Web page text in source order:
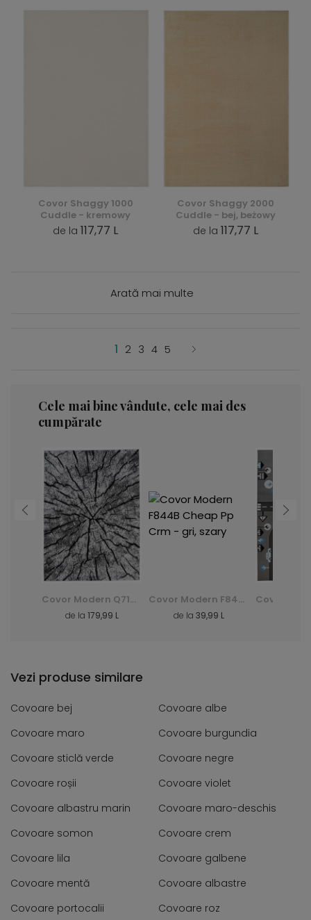
Covor Shaggy 1000
Cuddle - kremowy
de la 117,77 L
Covor Shaggy 2000
Cuddle - bej, beżowy
de la 117,77 L
Arată mai multe
1 2 3 4 5
Cele mai bine vândute, cele mai des
cumpărate
Covor Modern Q710A Luxury Pp Esm - alb, biały
de la 179,99 L
Covor Modern F844B Cheap Pp Crm - gri, szary
de la 39,99 L
Vezi produse similare
Covoare bej
Covoare albe
Covoare maro
Covoare burgundia
Covoare sticlă verde
Covoare negre
Covoare roșii
Covoare violet
Covoare albastru marin
Covoare maro-deschis
Covoare somon
Covoare crem
Covoare lila
Covoare galbene
Covoare mentă
Covoare albastre
Covoare portocalii
Covoare roz